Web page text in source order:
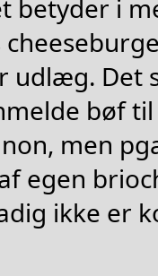
betyder i
udlæg. Det
bøf
men
egen
ikke er